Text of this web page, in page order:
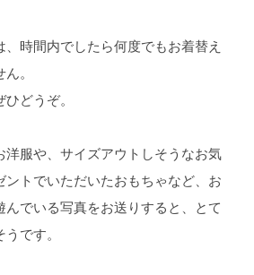
時間内でしたら何度でもお着替え
。
どうぞ。
洋服や、サイズアウトしそうなお気
ントでいただいたおもちゃなど、お
んでいる写真をお送りすると、とて
です。